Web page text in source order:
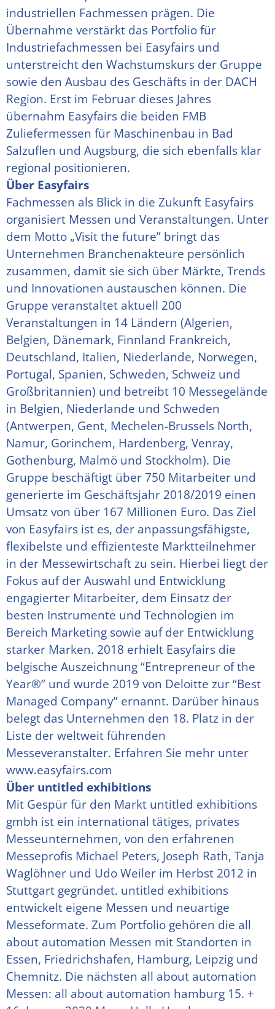
industriellen Fachmessen prägen. Die
Übernahme verstärkt das Portfolio für
Industriefachmessen bei Easyfairs und
unterstreicht den Wachstumskurs der Gruppe
sowie den Ausbau des Geschäfts in der DACH
Region. Erst im Februar dieses Jahres
übernahm Easyfairs die beiden FMB
Zuliefermessen für Maschinenbau in Bad
Salzuflen und Augsburg, die sich ebenfalls klar
regional positionieren.
Über Easyfairs
Fachmessen als Blick in die Zukunft Easyfairs
organisiert Messen und Veranstaltungen. Unter
dem Motto „Visit the future” bringt das
Unternehmen Branchenakteure persönlich
zusammen, damit sie sich über Märkte, Trends
und Innovationen austauschen können. Die
Gruppe veranstaltet aktuell 200
Veranstaltungen in 14 Ländern (Algerien,
Belgien, Dänemark, Finnland Frankreich,
Deutschland, Italien, Niederlande, Norwegen,
Portugal, Spanien, Schweden, Schweiz und
Großbritannien) und betreibt 10 Messegelände
in Belgien, Niederlande und Schweden
(Antwerpen, Gent, Mechelen-Brussels North,
Namur, Gorinchem, Hardenberg, Venray,
Gothenburg, Malmö und Stockholm). Die
Gruppe beschäftigt über 750 Mitarbeiter und
generierte im Geschäftsjahr 2018/2019 einen
Umsatz von über 167 Millionen Euro. Das Ziel
von Easyfairs ist es, der anpassungsfähigste,
flexibelste und effizienteste Marktteilnehmer
in der Messewirtschaft zu sein. Hierbei liegt der
Fokus auf der Auswahl und Entwicklung
engagierter Mitarbeiter, dem Einsatz der
besten Instrumente und Technologien im
Bereich Marketing sowie auf der Entwicklung
starker Marken. 2018 erhielt Easyfairs die
belgische Auszeichnung “Entrepreneur of the
Year®” und wurde 2019 von Deloitte zur “Best
Managed Company” ernannt. Darüber hinaus
belegt das Unternehmen den 18. Platz in der
Liste der weltweit führenden
Messeveranstalter. Erfahren Sie mehr unter
www.easyfairs.com
Über untitled exhibitions
Mit Gespür für den Markt untitled exhibitions
gmbh ist ein international tätiges, privates
Messeunternehmen, von den erfahrenen
Messeprofis Michael Peters, Joseph Rath, Tanja
Waglöhner und Udo Weiler im Herbst 2012 in
Stuttgart gegründet. untitled exhibitions
entwickelt eigene Messen und neuartige
Messeformate. Zum Portfolio gehören die all
about automation Messen mit Standorten in
Essen, Friedrichshafen, Hamburg, Leipzig und
Chemnitz. Die nächsten all about automation
Messen: all about automation hamburg 15. +